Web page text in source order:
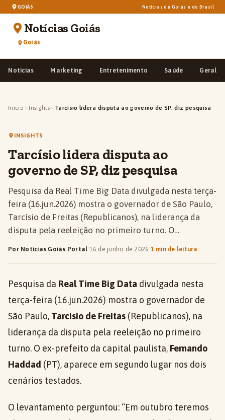
GOIÁS Notícias de Goiás e do Brasil
Notícias Goiás
Goiás
Notícias Marketing Entretenimento Saúde Geral
Início › Insights › Tarcísio lidera disputa ao governo de SP, diz pesquisa
INSIGHTS
Tarcísio lidera disputa ao
governo de SP, diz pesquisa
Pesquisa da Real Time Big Data divulgada nesta terça-
feira (16.jun.2026) mostra o governador de São Paulo,
Tarcísio de Freitas (Republicanos), na liderança da
disputa pela reeleição no primeiro turno. O…
Por Notícias Goiás Portal·16 de junho de 2026·1 min de leitura
Pesquisa da Real Time Big Data divulgada nesta
terça-feira (16.jun.2026) mostra o governador de
São Paulo, Tarcísio de Freitas (Republicanos), na
liderança da disputa pela reeleição no primeiro
turno. O ex-prefeito da capital paulista, Fernando
Haddad (PT), aparece em segundo lugar nos dois
cenários testados.
O levantamento perguntou: “Em outubro teremos